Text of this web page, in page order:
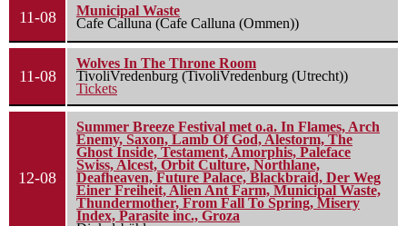
11-08
Municipal Waste
Cafe Calluna (Cafe Calluna (Ommen))
11-08
Wolves In The Throne Room
TivoliVredenburg (TivoliVredenburg (Utrecht))
Tickets
12-08
Summer Breeze Festival met o.a. In Flames, Arch
Enemy, Saxon, Lamb Of God, Alestorm, The
Ghost Inside, Testament, Amorphis, Paleface
Swiss, Alcest, Orbit Culture, Northlane,
Deafheaven, Future Palace, Blackbraid, Der Weg
Einer Freiheit, Alien Ant Farm, Municipal Waste,
Thundermother, From Fall To Spring, Misery
Index, Parasite inc., Groza